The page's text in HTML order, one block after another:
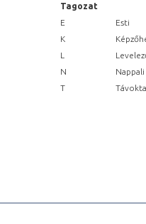
Tagozat
E
Esti
K
L
N
Nappali
T